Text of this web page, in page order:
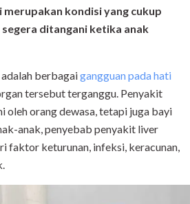
merupakan kondisi yang cukup
ditangani ketika anak
berbagaigangguan pada hati
tersebut terganggu. Penyakit
oleh orang dewasa, tetapi juga bayi
anak, penyebab penyakit liver
faktor keturunan, infeksi, keracunan,